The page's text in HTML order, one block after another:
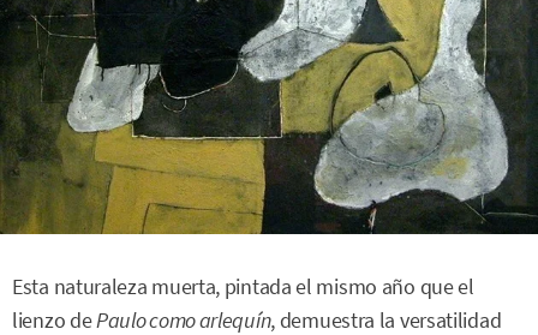
Esta naturaleza muerta, pintada el mismo año que el
lienzo dePaulo como arlequín, demuestra la versatilidad